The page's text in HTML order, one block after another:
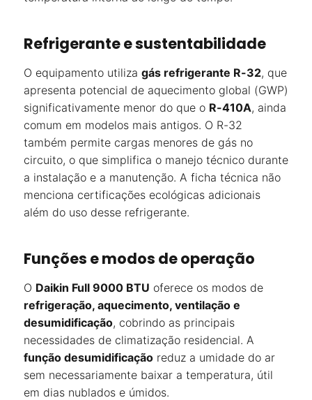
Refrigerante e sustentabilidade
O equipamento utiliza gás refrigerante R-32, que
apresenta potencial de aquecimento global (GWP)
significativamente menor do que o R-410A, ainda
comum em modelos mais antigos. O R-32
também permite cargas menores de gás no
circuito, o que simplifica o manejo técnico durante
a instalação e a manutenção. A ficha técnica não
menciona certificações ecológicas adicionais
além do uso desse refrigerante.
Funções e modos de operação
O Daikin Full 9000 BTU oferece os modos de
refrigeração, aquecimento, ventilação e
desumidificação, cobrindo as principais
necessidades de climatização residencial. A
função desumidificação reduz a umidade do ar
sem necessariamente baixar a temperatura, útil
em dias nublados e úmidos.